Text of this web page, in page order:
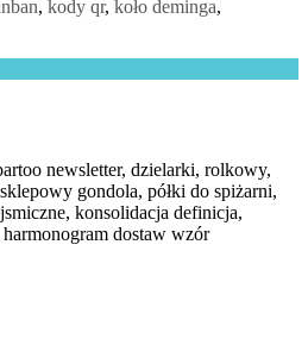
, kody qr, koło deminga,
newsletter, dzielarki, rolkowy,
gondola, półki do spiżarni,
konsolidacja definicja,
dostaw wzór